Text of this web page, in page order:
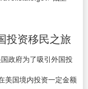
投资移民之旅
政府为了吸引外国投
美国境内投资一定金额